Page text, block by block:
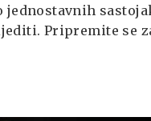
jednostavnih
Pripremite se